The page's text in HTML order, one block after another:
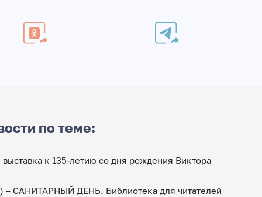
по теме:
к 135-летию со дня рождения Виктора
– САНИТАРНЫЙ ДЕНЬ. Библиотека для читателей